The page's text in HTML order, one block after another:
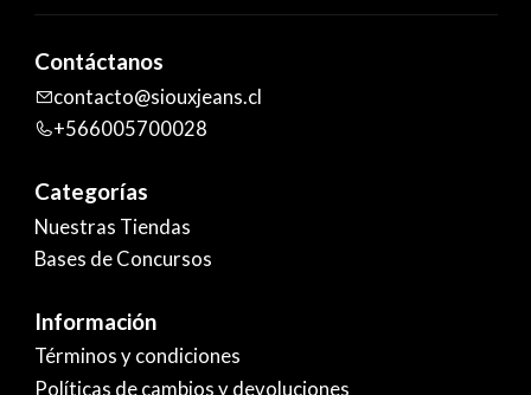
Contáctanos
contacto@siouxjeans.cl
+566005700028
Categorías
Nuestras Tiendas
Bases de Concursos
Información
Términos y condiciones
Políticas de cambios y devoluciones